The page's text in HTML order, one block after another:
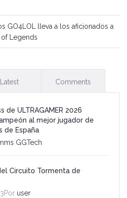
GO4LOL lleva a los aficionados a
Legends
Latest Comments
de ULTRAGAMER 2026
al mejor jugador de
de España
GGTech
Circuito Tormenta de
user